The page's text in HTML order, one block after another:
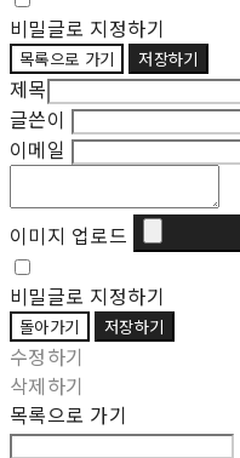
비밀글로 지정하기
목록으로 가기 저장하기
제목
글쓴이
이메일
이미지 업로드
비밀글로 지정하기
돌아가기 저장하기
수정하기
삭제하기
목록으로 가기